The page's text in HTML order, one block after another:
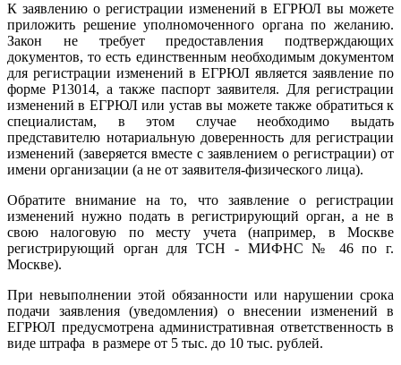
К заявлению о регистрации изменений в ЕГРЮЛ вы можете
приложить решение уполномоченного органа по желанию.
Закон не требует предоставления подтверждающих
документов, то есть единственным необходимым документом
для регистрации изменений в ЕГРЮЛ является заявление по
форме Р13014, а также паспорт заявителя. Для регистрации
изменений в ЕГРЮЛ или устав вы можете также обратиться к
специалистам, в этом случае необходимо выдать
представителю нотариальную доверенность для регистрации
изменений (заверяется вместе с заявлением о регистрации) от
имени организации (а не от заявителя-физического лица).
Обратите внимание на то, что заявление о регистрации
изменений нужно подать в регистрирующий орган, а не в
свою налоговую по месту учета (например, в Москве
регистрирующий орган для ТСН - МИФНС № 46 по г.
Москве).
При невыполнении этой обязанности или нарушении срока
подачи заявления (уведомления) о внесении изменений в
ЕГРЮЛ предусмотрена административная ответственность в
виде штрафа в размере от 5 тыс. до 10 тыс. рублей.